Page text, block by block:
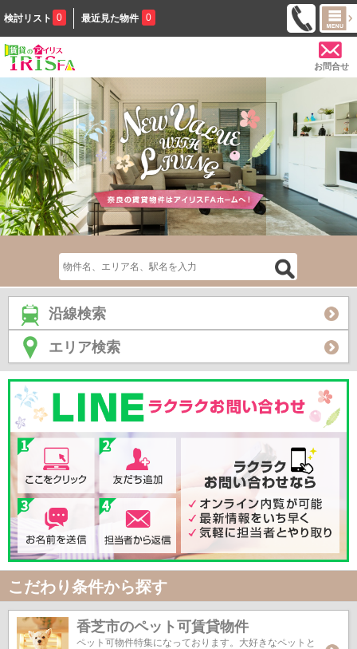
検討リスト 0 最近見た物件 0
お問合せ
沿線検索
エリア検索
こだわり条件から探す
香芝市のペット可賃貸物件
ペット可物件特集になっております。大好きなペットと